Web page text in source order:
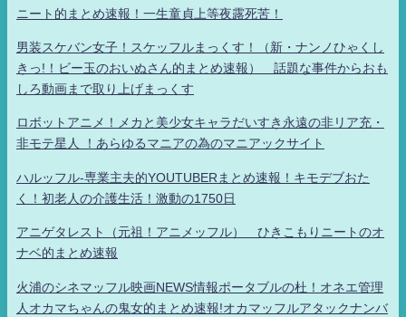
ニート的まとめ速報！一生童貞上等夜露死苦！
男装スケバン女子！スケッフルまっくす！（新・ナンノひゃくし
きっ!！ビー玉のおいぬさん的まとめ速報） 話題な事件からおも
しろ動画まで取り上げまっくす
ロボットアニメ！メカと美少女キャラだいすき永遠の非リア充・
非モテ星人 ！あらゆるマニアの為のマニアックサイト
ハルッフル-専業主夫的YOUTUBERまとめ速報！キモデブおた
く！初老人の介護生活！激動の1750日
アニゲタレスト（元祖！アニメッフル） ひきこもりニートのオ
ナベ的まとめ速報
火浦のシネマッフル映画NEWS情報ポータブルの杜！オネエ管理
人オカマちゃんの鬼女的まとめ速報!オカマッフルアタックナンバ